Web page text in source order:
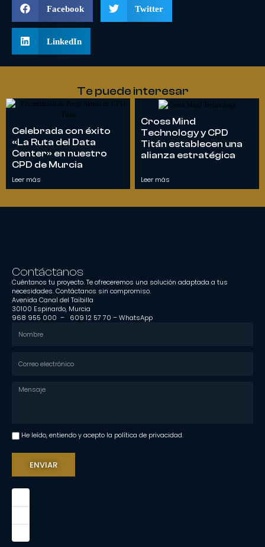
Facebook Twitter
LinkedIn
Te puede interesar
Celebrada con éxito
«La Ruta del Data
Center» en nuestro
CPD de Murcia
Leer más
Cross Mind
Technology y CPD
Titán establecen una
alianza estratégica
Leer más
Contáctanos
Cuéntanos tu proyecto. Te ofreceremos una solución adaptada a tus
necesidades. Contáctanos sin compromiso.
Avenida Canal del Taibilla
30100 Espinardo, Murcia
968 955 000 – 609 12 57 70 –WhatsApp
He leído, entiendo y acepto la política de privacidad.
ENVIAR